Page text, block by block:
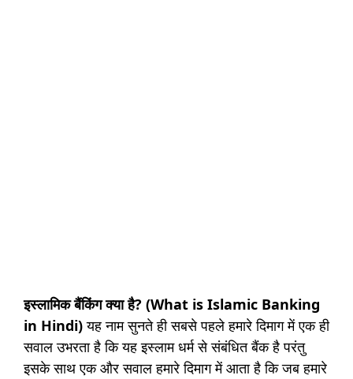
इस्लामिक बैंकिंग क्या है? (What is Islamic Banking
in Hindi)यह नाम सुनते ही सबसे पहले हमारे दिमाग में एक ही
सवाल उभरता है कि यह इस्लाम धर्म से संबंधित बैंक है परंतु
इसके साथ एक और सवाल हमारे दिमाग में आता है कि जब हमारे